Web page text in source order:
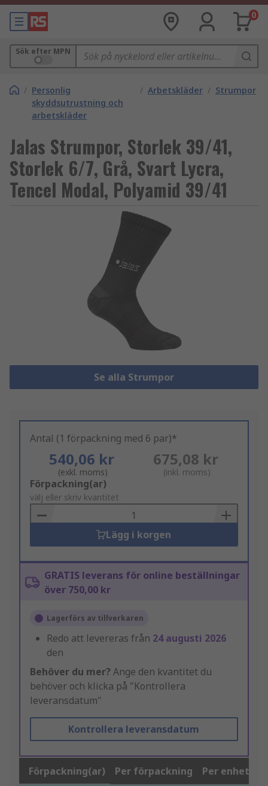
0
Sök efter MPN
/ Personlig
skyddsutrustning och
arbetskläder
/ Arbetskläder / Strumpor
Jalas Strumpor, Storlek 39/41,
Storlek 6/7, Grå, Svart Lycra,
Tencel Modal, Polyamid 39/41
Se alla Strumpor
Antal (1 förpackning med 6 par)*
540,06 kr
(exkl. moms)
675,08 kr
(inkl. moms)
Add
to
Basket
Förpackning(ar)
välj eller skriv kvantitet
Lägg i korgen
GRATIS leverans för online beställningar
över 750,00 kr
Lagerförs av tillverkaren
Redo att levereras från 24 augusti 2026
den
Behöver du mer? Ange den kvantitet du
behöver och klicka på "Kontrollera
leveransdatum"
Kontrollera leveransdatum
Förpackning(ar) Per förpackning Per enhet*